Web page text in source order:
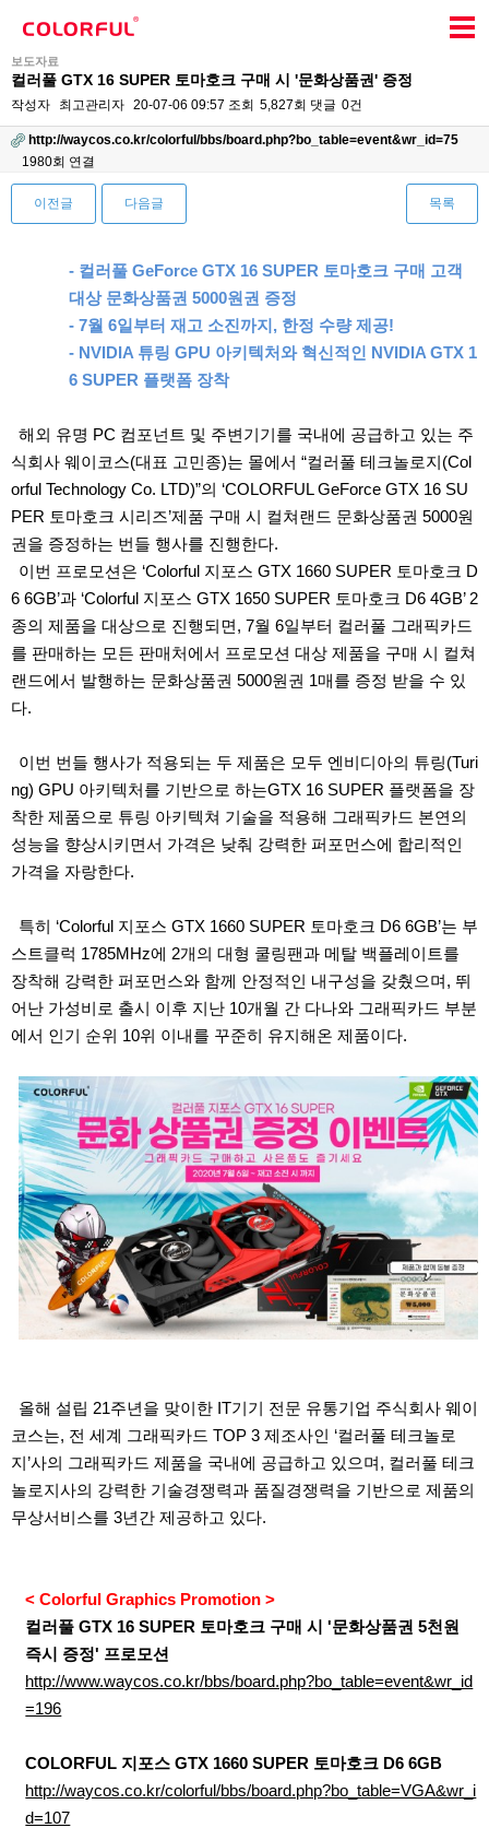
보도자료
컬러풀 GTX 16 SUPER 토마호크 구매 시 '문화상품권' 증정
작성자 최고관리자 20-07-06 09:57 조회 5,827회 댓글 0건
http://waycos.co.kr/colorful/bbs/board.php?bo_table=event&wr_id=75
1980회 연결
이전글 다음글 목록
- 컬러풀 GeForce GTX 16 SUPER 토마호크 구매 고객
대상 문화상품권 5000원권 증정
- 7월 6일부터 재고 소진까지, 한정 수량 제공!
- NVIDIA 튜링 GPU 아키텍처와 혁신적인 NVIDIA GTX 1
6 SUPER 플랫폼 장착
해외 유명 PC 컴포넌트 및 주변기기를 국내에 공급하고 있는 주
식회사 웨이코스(대표 고민종)는 몰에서 “컬러풀 테크놀로지(Col
orful Technology Co. LTD)”의 ‘COLORFUL GeForce GTX 16 SU
PER 토마호크 시리즈’제품 구매 시 컬쳐랜드 문화상품권 5000원
권을 증정하는 번들 행사를 진행한다.
이번 프로모션은 ‘Colorful 지포스 GTX 1660 SUPER 토마호크 D
6 6GB’과 ‘Colorful 지포스 GTX 1650 SUPER 토마호크 D6 4GB’ 2
종의 제품을 대상으로 진행되면, 7월 6일부터 컬러풀 그래픽카드
를 판매하는 모든 판매처에서 프로모션 대상 제품을 구매 시 컬쳐
랜드에서 발행하는 문화상품권 5000원권 1매를 증정 받을 수 있
다.
이번 번들 행사가 적용되는 두 제품은 모두 엔비디아의 튜링(Turi
ng) GPU 아키텍처를 기반으로 하는GTX 16 SUPER 플랫폼을 장
착한 제품으로 튜링 아키텍쳐 기술을 적용해 그래픽카드 본연의
성능을 향상시키면서 가격은 낮춰 강력한 퍼포먼스에 합리적인
가격을 자랑한다.
특히 ‘Colorful 지포스 GTX 1660 SUPER 토마호크 D6 6GB’는 부
스트클럭 1785MHz에 2개의 대형 쿨링팬과 메탈 백플레이트를
장착해 강력한 퍼포먼스와 함께 안정적인 내구성을 갖췄으며, 뛰
어난 가성비로 출시 이후 지난 10개월 간 다나와 그래픽카드 부분
에서 인기 순위 10위 이내를 꾸준히 유지해온 제품이다.
올해 설립 21주년을 맞이한IT기기 전문 유통기업 주식회사 웨이
코스는, 전 세계 그래픽카드 TOP 3 제조사인 ‘컬러풀 테크놀로
지’사의 그래픽카드 제품을 국내에 공급하고 있으며, 컬러풀 테크
놀로지사의 강력한 기술경쟁력과 품질경쟁력을 기반으로 제품의
무상서비스를 3년간 제공하고 있다.
< Colorful Graphics Promotion >
컬러풀 GTX 16 SUPER 토마호크 구매 시 '문화상품권 5천원
즉시 증정' 프로모션
http://www.waycos.co.kr/bbs/board.php?bo_table=event&wr_id
=196
COLORFUL지포스 GTX 1660 SUPER 토마호크 D6 6GB
http://waycos.co.kr/colorful/bbs/board.php?bo_table=VGA&wr_i
d=107